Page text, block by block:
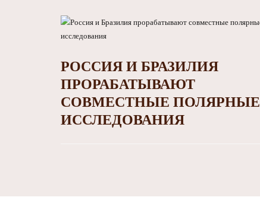
РОССИЯ И БРАЗИЛИЯ
ПРОРАБАТЫВАЮТ
СОВМЕСТНЫЕ ПОЛЯРНЫЕ
ИССЛЕДОВАНИЯ